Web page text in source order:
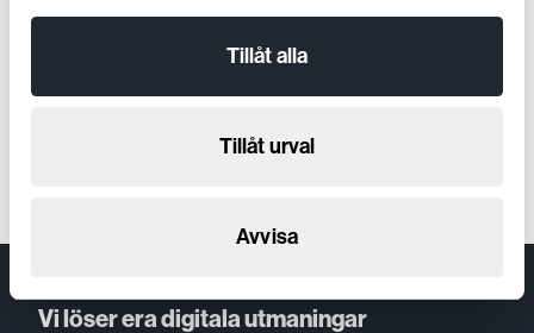
Tillåt alla
Tillåt urval
Avvisa
Vi löser era digitala utmaningar